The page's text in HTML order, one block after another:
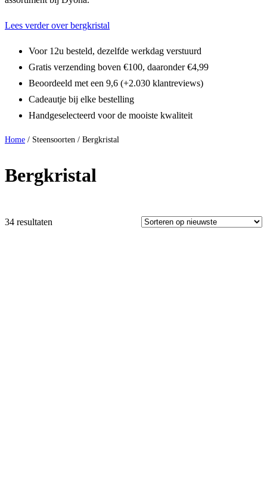
Lees verder over bergkristal
Voor 12u besteld, dezelfde werkdag verstuurd
Gratis verzending boven €100, daaronder €4,99
Beoordeeld met een 9,6 (+2.030 klantreviews)
Cadeautje bij elke bestelling
Handgeselecteerd voor de mooiste kwaliteit
Home / Steensoorten / Bergkristal
Bergkristal
34 resultaten